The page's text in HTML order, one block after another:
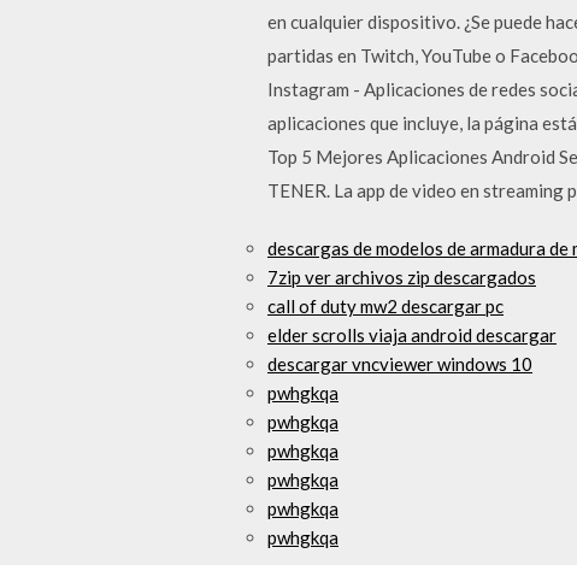
en cualquier dispositivo. ¿Se puede
partidas en Twitch, YouTube o
Instagram - Aplicaciones de redes
aplicaciones que incluye, la página
Top 5 Mejores Aplicaciones Android
TENER. La app de video en streaming
descargas de modelos de armadura
7zip ver archivos zip descargados
call of duty mw2 descargar pc
elder scrolls viaja android descargar
descargar vncviewer windows 10
pwhgkqa
pwhgkqa
pwhgkqa
pwhgkqa
pwhgkqa
pwhgkqa